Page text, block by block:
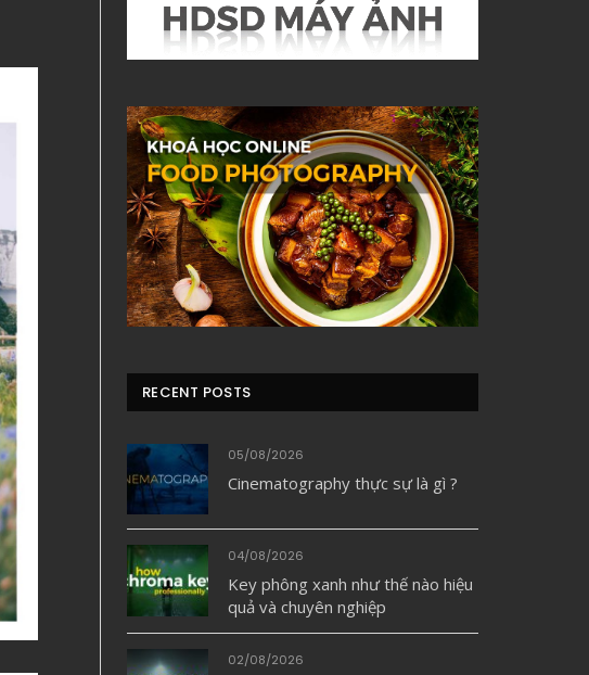
RECENT POSTS
05/08/2026
Cinematography thực sự là gì ?
04/08/2026
Key phông xanh như thế nào hiệu
quả và chuyên nghiệp
02/08/2026